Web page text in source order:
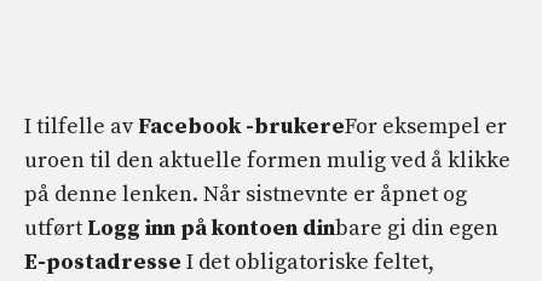
I tilfelle av Facebook -brukereFor eksempel er
uroen til den aktuelle formen mulig ved å klikke
på denne lenken. Når sistnevnte er åpnet og
utført Logg inn på kontoen dinbare gi din egen
E-postadresse I det obligatoriske feltet,